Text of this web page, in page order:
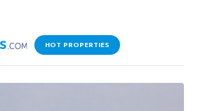
HOT PROPERTIES